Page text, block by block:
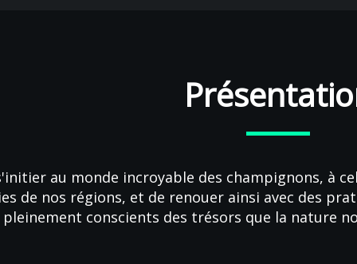
au monde incroyable des champignons, à
de nos régions, et de renouer ainsi avec des
conscients des trésors que la nature